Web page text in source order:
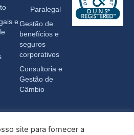
e
Paralegal
Gestão de
benefícios e
seguros
corporativos
Consultoria e
Gestão de
Câmbio
site para fornecer a